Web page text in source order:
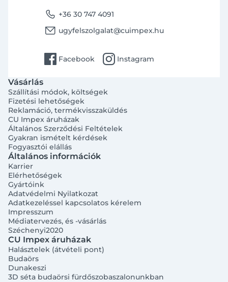
phone +36 30 747 4091
email ugyfelszolgalat@cuimpex.hu
facebook Facebook instagram Instagram
Vásárlás
Szállítási módok, költségek
Fizetési lehetőségek
Reklamáció, termékvisszaküldés
CU Impex áruházak
Általános Szerződési Feltételek
Gyakran ismételt kérdések
Fogyasztói elállás
Általános információk
Karrier
Elérhetőségek
Gyártóink
Adatvédelmi Nyilatkozat
Adatkezeléssel kapcsolatos kérelem
Impresszum
Médiatervezés, és -vásárlás
Széchenyi2020
CU Impex áruházak
Halásztelek (átvételi pont)
Budaörs
Dunakeszi
3D séta budaörsi fürdőszobaszalonunkban